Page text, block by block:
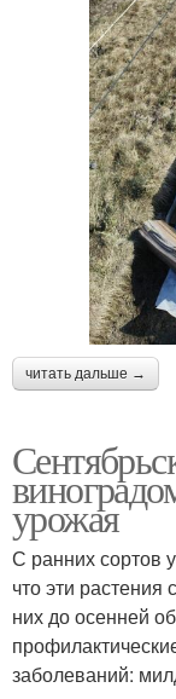
читать дальше →
урожая
С ранних сортов
что эти растения
них до осенней
заболеваний: